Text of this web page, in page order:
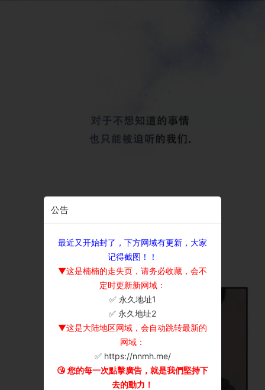
公告
最近又开始封了，下方网域有更新，大家
记得截图！！
▼这是楠楠的走失页，请务必收藏，会不
定时更新新网域：
✅ 永久地址1
✅ 永久地址2
▼这是大陆地区网域，会自动跳转最新的
网域：
✅ https://nnmh.me/
😘 您的每一次點擊廣告，就是我們堅持下
去的動力！